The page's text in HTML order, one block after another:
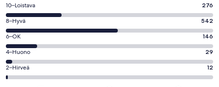
Arvosana
10
-
Loistava.
276
kautta
1005
arvostelua
10–Loistava 276
Arvosana
8
-
Hyvä.
542
kautta
8–Hyvä 542
Arvosana
6
-
OK.
146
6–OK 146
Arvosana
4
-
4–Huono 29
Arvosana
2
2–Hirveä 12